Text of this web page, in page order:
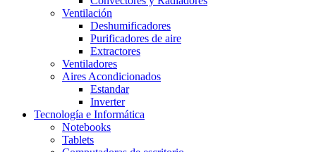
Ventilación
Deshumificadores
Purificadores de aire
Extractores
Ventiladores
Aires Acondicionados
Estandar
Inverter
Tecnología e Informática
Notebooks
Tablets